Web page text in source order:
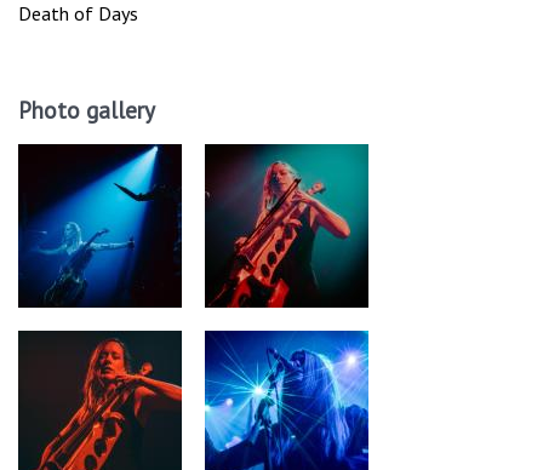
Death of Days
Photo gallery